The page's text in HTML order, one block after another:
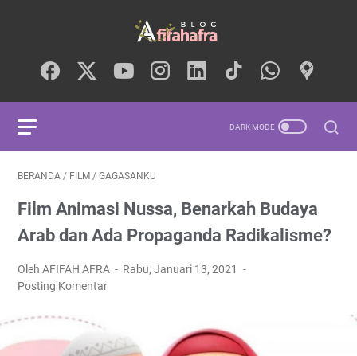
BERANDA / FILM / GAGASANKU
Film Animasi Nussa, Benarkah Budaya
Arab dan Ada Propaganda Radikalisme?
Oleh AFIFAH AFRA
Rabu, Januari 13, 2021
Posting Komentar